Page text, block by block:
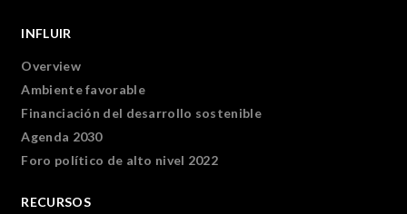
INFLUIR
Overview
Ambiente favorable
Financiación del desarrollo sostenible
Agenda 2030
Foro político de alto nivel 2022
RECURSOS